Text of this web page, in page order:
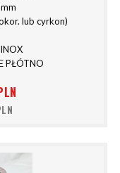
lub cyrkon)
PŁÓTNO